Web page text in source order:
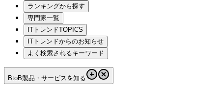
ランキングから探す
専門家一覧
ITトレンドTOPICS
ITトレンドからのお知らせ
よく検索されるキーワード
BtoB製品・サービスを知る